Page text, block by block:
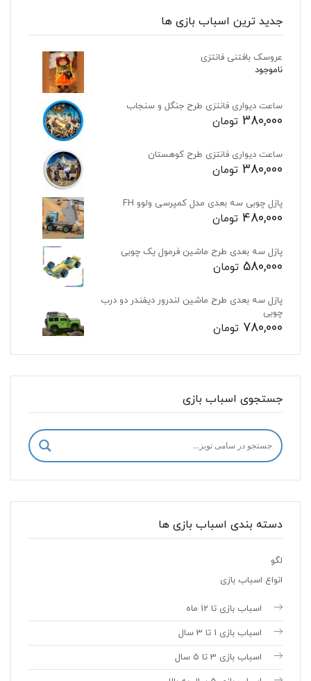
جدید ترین اسباب بازی ها
عروسک بافتنی فانتزی
ناموجود
ساعت دیواری فانتزی طرح جنگل و سنجاب
380,000 تومان
ساعت دیواری فانتزی طرح کوهستان
380,000 تومان
پازل چوبی سه بعدی مدل کمپرسی ولوو FH
480,000 تومان
پازل سه بعدی طرح ماشین فرمول یک چوبی
580,000 تومان
پازل سه بعدی طرح ماشین لندرور دیفندر دو درب
چوبی
780,000 تومان
جستجوی اسباب بازی
دسته بندی اسباب بازی ها
لگو
انواع اسباب بازی
اسباب بازی تا 12 ماه
اسباب بازی 1 تا 3 سال
اسباب بازی 3 تا 5 سال